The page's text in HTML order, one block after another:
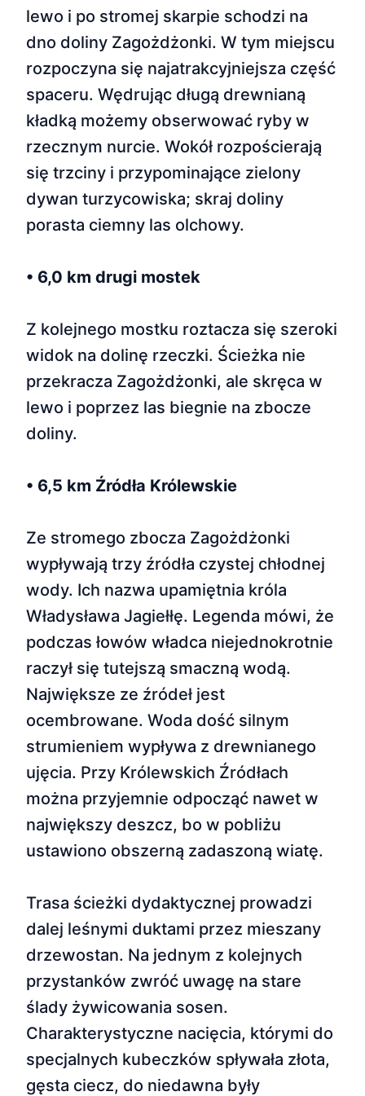
lewo i po stromej skarpie schodzi na
dno doliny Zagożdżonki. W tym miejscu
rozpoczyna się najatrakcyjniejsza część
spaceru. Wędrując długą drewnianą
kładką możemy obserwować ryby w
rzecznym nurcie. Wokół rozpościerają
się trzciny i przypominające zielony
dywan turzycowiska; skraj doliny
porasta ciemny las olchowy.
• 6,0 km drugi mostek
Z kolejnego mostku roztacza się szeroki
widok na dolinę rzeczki. Ścieżka nie
przekracza Zagożdżonki, ale skręca w
lewo i poprzez las biegnie na zbocze
doliny.
• 6,5 km Źródła Królewskie
Ze stromego zbocza Zagożdżonki
wypływają trzy źródła czystej chłodnej
wody. Ich nazwa upamiętnia króla
Władysława Jagiełłę. Legenda mówi, że
podczas łowów władca niejednokrotnie
raczył się tutejszą smaczną wodą.
Największe ze źródeł jest
ocembrowane. Woda dość silnym
strumieniem wypływa z drewnianego
ujęcia. Przy Królewskich Źródłach
można przyjemnie odpocząć nawet w
największy deszcz, bo w pobliżu
ustawiono obszerną zadaszoną wiatę.
Trasa ścieżki dydaktycznej prowadzi
dalej leśnymi duktami przez mieszany
drzewostan. Na jednym z kolejnych
przystanków zwróć uwagę na stare
ślady żywicowania sosen.
Charakterystyczne nacięcia, którymi do
specjalnych kubeczków spływała złota,
gęsta ciecz, do niedawna były